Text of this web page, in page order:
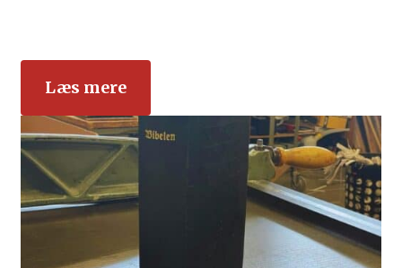
Læs mere